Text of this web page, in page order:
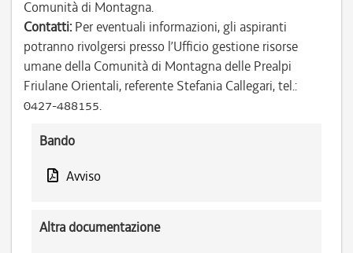
Comunità di Montagna.
Contatti: Per eventuali informazioni, gli aspiranti
potranno rivolgersi presso l’Ufficio gestione risorse
umane della Comunità di Montagna delle Prealpi
Friulane Orientali, referente Stefania Callegari, tel.:
0427-488155.
Bando
Avviso
Altra documentazione